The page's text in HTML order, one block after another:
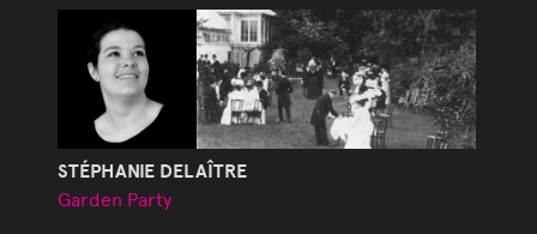
STÉPHANIE DELAÎTRE
Garden Party